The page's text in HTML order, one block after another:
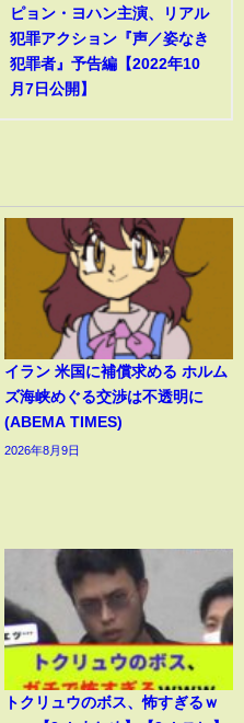
ピョン・ヨハン主演、リアル
犯罪アクション『声／姿なき
犯罪者』予告編【2022年10
月7日公開】
イラン 米国に補償求める ホルム
ズ海峡めぐる交渉は不透明に
(ABEMA TIMES)
2026年8月9日
トクリュウのボス、怖すぎるｗ